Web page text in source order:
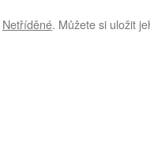
Netříděné. Můžete si uložit